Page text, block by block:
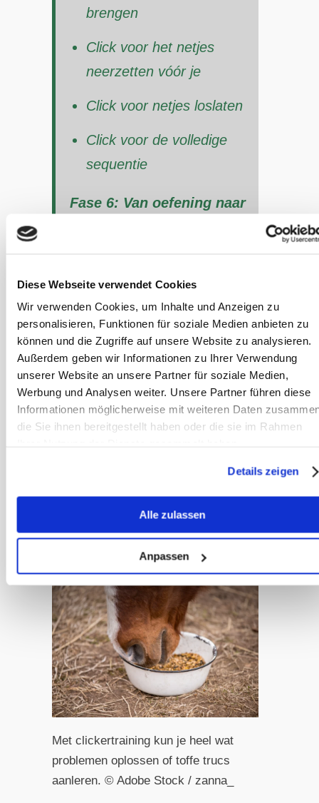
Diese Webseite verwendet Cookies
Wir verwenden Cookies, um Inhalte und Anzeigen zu
personalisieren, Funktionen für soziale Medien anbieten zu
können und die Zugriffe auf unsere Website zu analysieren.
Außerdem geben wir Informationen zu Ihrer Verwendung
unserer Website an unsere Partner für soziale Medien,
Werbung und Analysen weiter. Unsere Partner führen diese
Informationen möglicherweise mit weiteren Daten
die Sie ihnen bereitgestellt haben oder die sie im Rahmen
Details zeigen
Alle zulassen
Anpassen
brengen
Click voor het netjes
neerzetten vóór je
Click voor netjes loslaten
Click voor de volledige
sequentie
Fase 6: Van oefening naar
verschillende situaties
gaan bevestigen:
Verschillende startposities
van de voerbak
Afleidingen toevoegen
Met clickertraining kun je heel wat
problemen oplossen of toffe trucs
aanleren. © Adobe Stock / zanna_